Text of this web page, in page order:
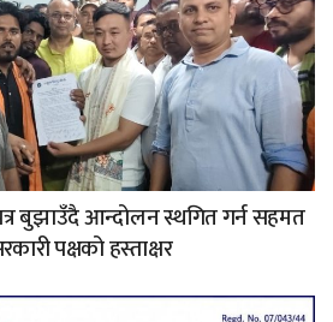
बुझाउँदै आन्दोलन स्थगित गर्न सहमत
पक्षको हस्ताक्षर